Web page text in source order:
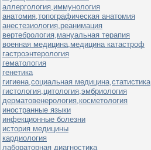
аллергология,иммунология
анатомия,топографическая анатомия
анестезиология,реанимация
вертебрология,мануальная терапия
военная медицина,медицина катастроф
гастроэнтерология
гематология
генетика
гигиена,социальная медицина,статистика
гистология,цитология,эмбриология
дерматовенерология,косметология
иностранные языки
инфекционные болезни
история медицины
кардиология
лабораторная диагностика